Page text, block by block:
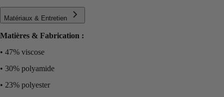
Matériaux & Entretien
Matières & Fabrication :
• 47% viscose
• 30% polyamide
• 23% polyester